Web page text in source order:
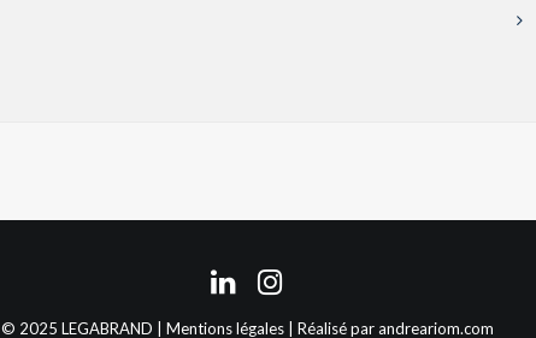
© 2025 LEGABRAND | Mentions légales| Réalisé parandreariom.com